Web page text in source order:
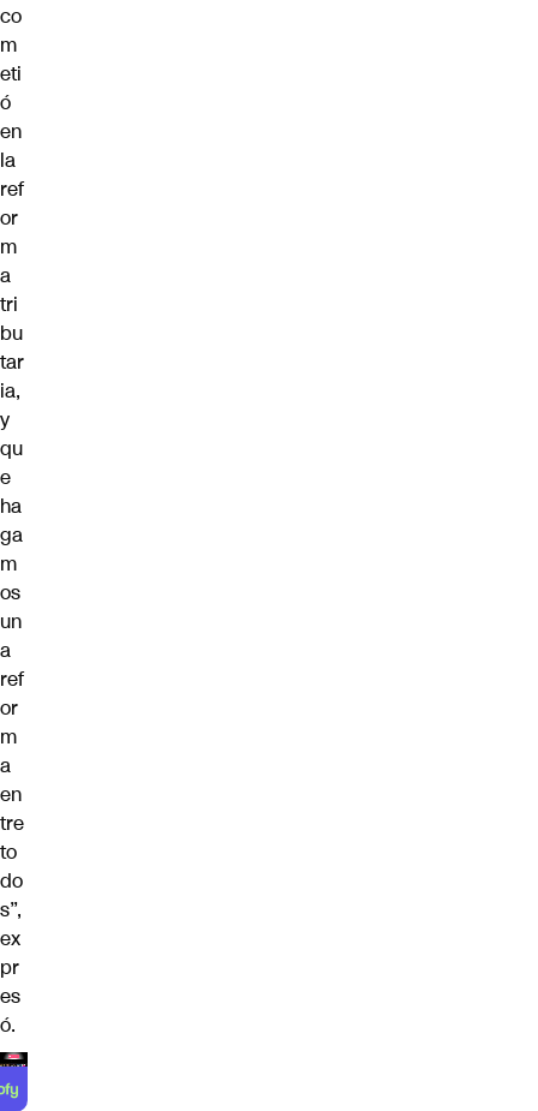
co
m
eti
ó
en
la
ref
or
m
a
tri
bu
tar
ia,
y
qu
e
ha
ga
m
os
un
a
ref
or
m
a
en
tre
to
do
s”,
ex
pr
es
ó.